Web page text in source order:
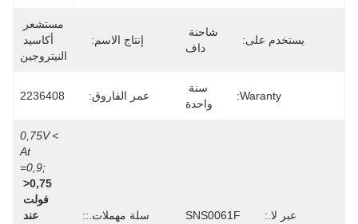
يستخدم على:
داف
إنتاج الاسم:
النيتروجين
Waranty:
واحدة
عمر الفاروق: 2236408
عبر لا.: SNS0061F سلة مهملات.::
>0,75V
At
=0,9;